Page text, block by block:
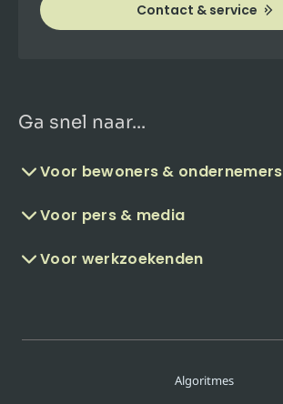
Contact & service
Ga snel naar...
Voor bewoners & ondernemers
Voor pers & media
Voor werkzoekenden
Algoritmes